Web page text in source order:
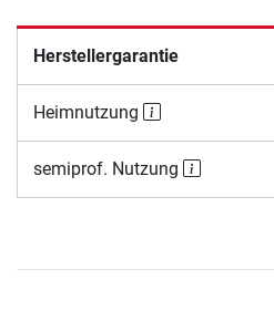
Herstellergarantie
Heimnutzung
semiprof. Nutzung